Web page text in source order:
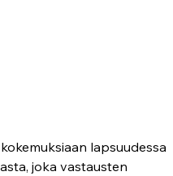
lapsuudessa
joka vastausten